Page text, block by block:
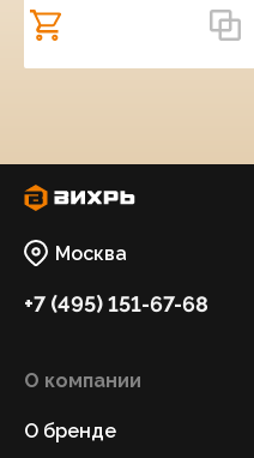
Москва
+7 (495) 151-67-68
О компании
О бренде